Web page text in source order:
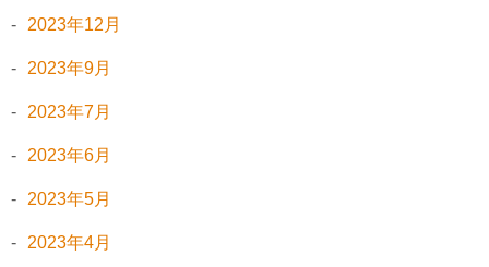
2023年12月
2023年9月
2023年7月
2023年6月
2023年5月
2023年4月